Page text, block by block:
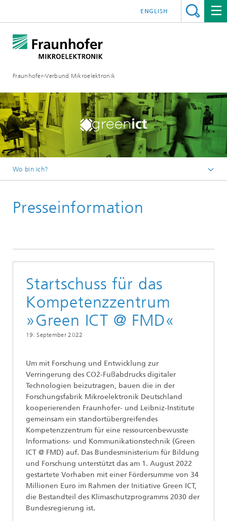
Fraunhofer-Verbund Mikroelektronik
ENGLISH
Wo bin ich?
Presseinformationen
Presseinformation
Startschuss für das
Kompetenzzentrum
»Green ICT @ FMD«
19. September 2022
Um mit Forschung und Entwicklung zur
Verringerung des CO2-Fußabdrucks digitaler
Technologien beizutragen, bauen die in der
Forschungsfabrik Mikroelektronik Deutschland
kooperierenden Fraunhofer- und Leibniz-Institute
gemeinsam ein standortübergreifendes
Kompetenzzentrum für eine ressourcenbewusste
Informations- und Kommunikationstechnik (Green
ICT @ FMD) auf. Das Bundesministerium für Bildung
und Forschung unterstützt das am 1. August 2022
gestartete Vorhaben mit einer Fördersumme von 34
Millionen Euro im Rahmen der Initiative Green ICT,
die Bestandteil des Klimaschutzprogramms 2030 der
Bundesregierung ist.